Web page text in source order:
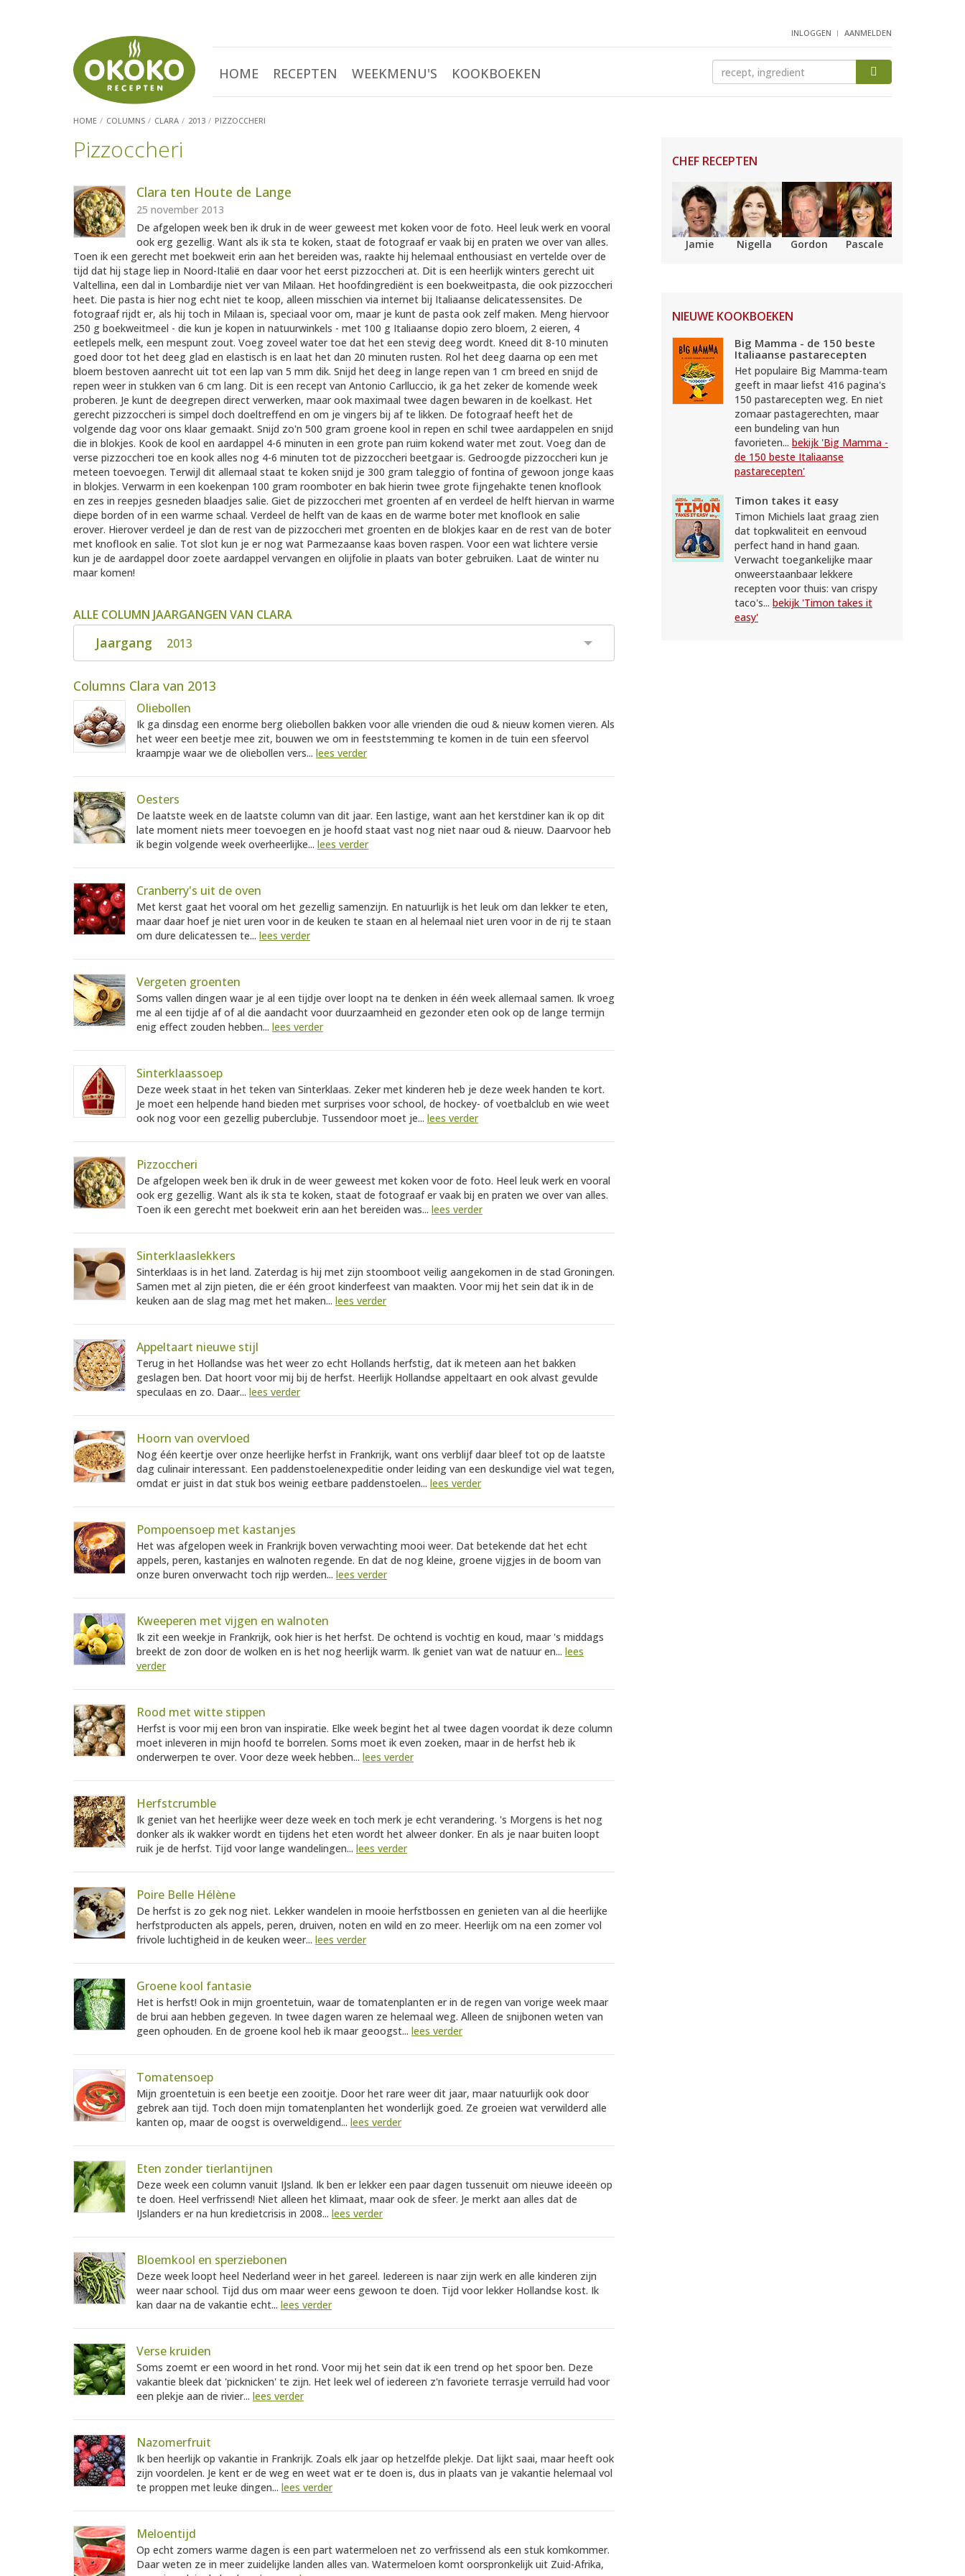
INLOGGEN AANMELDEN
HOME RECEPTEN WEEKMENU'S KOOKBOEKEN
HOME COLUMNS CLARA 2013 PIZZOCCHERI
Pizzoccheri
Clara ten Houte de Lange
25 november 2013
De afgelopen week ben ik druk in de weer geweest met koken voor de foto. Heel leuk werk en vooral
ook erg gezellig. Want als ik sta te koken, staat de fotograaf er vaak bij en praten we over van alles.
Toen ik een gerecht met boekweit erin aan het bereiden was, raakte hij helemaal enthousiast en vertelde over de
tijd dat hij stage liep in Noord-Italië en daar voor het eerst pizzoccheri at. Dit is een heerlijk winters gerecht uit
Valtellina, een dal in Lombardije niet ver van Milaan. Het hoofdingrediënt is een boekweitpasta, die ook pizzoccheri
heet. Die pasta is hier nog echt niet te koop, alleen misschien via internet bij Italiaanse delicatessensites. De
fotograaf rijdt er, als hij toch in Milaan is, speciaal voor om, maar je kunt de pasta ook zelf maken. Meng hiervoor
250 g boekweitmeel - die kun je kopen in natuurwinkels - met 100 g Italiaanse dopio zero bloem, 2 eieren, 4
eetlepels melk, een mespunt zout. Voeg zoveel water toe dat het een stevig deeg wordt. Kneed dit 8-10 minuten
goed door tot het deeg glad en elastisch is en laat het dan 20 minuten rusten. Rol het deeg daarna op een met
bloem bestoven aanrecht uit tot een lap van 5 mm dik. Snijd het deeg in lange repen van 1 cm breed en snijd de
repen weer in stukken van 6 cm lang. Dit is een recept van Antonio Carlluccio, ik ga het zeker de komende week
proberen. Je kunt de deegrepen direct verwerken, maar ook maximaal twee dagen bewaren in de koelkast. Het
gerecht pizzoccheri is simpel doch doeltreffend en om je vingers bij af te likken. De fotograaf heeft het de
volgende dag voor ons klaar gemaakt. Snijd zo'n 500 gram groene kool in repen en schil twee aardappelen en snijd
die in blokjes. Kook de kool en aardappel 4-6 minuten in een grote pan ruim kokend water met zout. Voeg dan de
verse pizzoccheri toe en kook alles nog 4-6 minuten tot de pizzoccheri beetgaar is. Gedroogde pizzoccheri kun je
meteen toevoegen. Terwijl dit allemaal staat te koken snijd je 300 gram taleggio of fontina of gewoon jonge kaas
in blokjes. Verwarm in een koekenpan 100 gram roomboter en bak hierin twee grote fijngehakte tenen knoflook
en zes in reepjes gesneden blaadjes salie. Giet de pizzoccheri met groenten af en verdeel de helft hiervan in warme
diepe borden of in een warme schaal. Verdeel de helft van de kaas en de warme boter met knoflook en salie
erover. Hierover verdeel je dan de rest van de pizzoccheri met groenten en de blokjes kaar en de rest van de boter
met knoflook en salie. Tot slot kun je er nog wat Parmezaanse kaas boven raspen. Voor een wat lichtere versie
kun je de aardappel door zoete aardappel vervangen en olijfolie in plaats van boter gebruiken. Laat de winter nu
maar komen!
ALLE COLUMN JAARGANGEN VAN CLARA
Jaargang 2013
Columns Clara van 2013
Oliebollen
Ik ga dinsdag een enorme berg oliebollen bakken voor alle vrienden die oud & nieuw komen vieren. Als
het weer een beetje mee zit, bouwen we om in feeststemming te komen in de tuin een sfeervol
kraampje waar we de oliebollen vers... lees verder
Oesters
De laatste week en de laatste column van dit jaar. Een lastige, want aan het kerstdiner kan ik op dit
late moment niets meer toevoegen en je hoofd staat vast nog niet naar oud & nieuw. Daarvoor heb
ik begin volgende week overheerlijke... lees verder
Cranberry's uit de oven
Met kerst gaat het vooral om het gezellig samenzijn. En natuurlijk is het leuk om dan lekker te eten,
maar daar hoef je niet uren voor in de keuken te staan en al helemaal niet uren voor in de rij te staan
om dure delicatessen te... lees verder
Vergeten groenten
Soms vallen dingen waar je al een tijdje over loopt na te denken in één week allemaal samen. Ik vroeg
me al een tijdje af of al die aandacht voor duurzaamheid en gezonder eten ook op de lange termijn
enig effect zouden hebben... lees verder
Sinterklaassoep
Deze week staat in het teken van Sinterklaas. Zeker met kinderen heb je deze week handen te kort.
Je moet een helpende hand bieden met surprises voor school, de hockey- of voetbalclub en wie weet
ook nog voor een gezellig puberclubje. Tussendoor moet je... lees verder
Pizzoccheri
De afgelopen week ben ik druk in de weer geweest met koken voor de foto. Heel leuk werk en vooral
ook erg gezellig. Want als ik sta te koken, staat de fotograaf er vaak bij en praten we over van alles.
Toen ik een gerecht met boekweit erin aan het bereiden was... lees verder
Sinterklaaslekkers
Sinterklaas is in het land. Zaterdag is hij met zijn stoomboot veilig aangekomen in de stad Groningen.
Samen met al zijn pieten, die er één groot kinderfeest van maakten. Voor mij het sein dat ik in de
keuken aan de slag mag met het maken... lees verder
Appeltaart nieuwe stijl
Terug in het Hollandse was het weer zo echt Hollands herfstig, dat ik meteen aan het bakken
geslagen ben. Dat hoort voor mij bij de herfst. Heerlijk Hollandse appeltaart en ook alvast gevulde
speculaas en zo. Daar... lees verder
Hoorn van overvloed
Nog één keertje over onze heerlijke herfst in Frankrijk, want ons verblijf daar bleef tot op de laatste
dag culinair interessant. Een paddenstoelenexpeditie onder leiding van een deskundige viel wat tegen,
omdat er juist in dat stuk bos weinig eetbare paddenstoelen... lees verder
Pompoensoep met kastanjes
Het was afgelopen week in Frankrijk boven verwachting mooi weer. Dat betekende dat het echt
appels, peren, kastanjes en walnoten regende. En dat de nog kleine, groene vijgjes in de boom van
onze buren onverwacht toch rijp werden... lees verder
Kweeperen met vijgen en walnoten
Ik zit een weekje in Frankrijk, ook hier is het herfst. De ochtend is vochtig en koud, maar 's middags
breekt de zon door de wolken en is het nog heerlijk warm. Ik geniet van wat de natuur en... lees
verder
Rood met witte stippen
Herfst is voor mij een bron van inspiratie. Elke week begint het al twee dagen voordat ik deze column
moet inleveren in mijn hoofd te borrelen. Soms moet ik even zoeken, maar in de herfst heb ik
onderwerpen te over. Voor deze week hebben... lees verder
Herfstcrumble
Ik geniet van het heerlijke weer deze week en toch merk je echt verandering. 's Morgens is het nog
donker als ik wakker wordt en tijdens het eten wordt het alweer donker. En als je naar buiten loopt
ruik je de herfst. Tijd voor lange wandelingen... lees verder
Poire Belle Hélène
De herfst is zo gek nog niet. Lekker wandelen in mooie herfstbossen en genieten van al die heerlijke
herfstproducten als appels, peren, druiven, noten en wild en zo meer. Heerlijk om na een zomer vol
frivole luchtigheid in de keuken weer... lees verder
Groene kool fantasie
Het is herfst! Ook in mijn groentetuin, waar de tomatenplanten er in de regen van vorige week maar
de brui aan hebben gegeven. In twee dagen waren ze helemaal weg. Alleen de snijbonen weten van
geen ophouden. En de groene kool heb ik maar geoogst... lees verder
Tomatensoep
Mijn groentetuin is een beetje een zooitje. Door het rare weer dit jaar, maar natuurlijk ook door
gebrek aan tijd. Toch doen mijn tomatenplanten het wonderlijk goed. Ze groeien wat verwilderd alle
kanten op, maar de oogst is overweldigend... lees verder
Eten zonder tierlantijnen
Deze week een column vanuit IJsland. Ik ben er lekker een paar dagen tussenuit om nieuwe ideeën op
te doen. Heel verfrissend! Niet alleen het klimaat, maar ook de sfeer. Je merkt aan alles dat de
IJslanders er na hun kredietcrisis in 2008... lees verder
Bloemkool en sperziebonen
Deze week loopt heel Nederland weer in het gareel. Iedereen is naar zijn werk en alle kinderen zijn
weer naar school. Tijd dus om maar weer eens gewoon te doen. Tijd voor lekker Hollandse kost. Ik
kan daar na de vakantie echt... lees verder
Verse kruiden
Soms zoemt er een woord in het rond. Voor mij het sein dat ik een trend op het spoor ben. Deze
vakantie bleek dat 'picknicken' te zijn. Het leek wel of iedereen z'n favoriete terrasje verruild had voor
een plekje aan de rivier... lees verder
Nazomerfruit
Ik ben heerlijk op vakantie in Frankrijk. Zoals elk jaar op hetzelfde plekje. Dat lijkt saai, maar heeft ook
zijn voordelen. Je kent er de weg en weet wat er te doen is, dus in plaats van je vakantie helemaal vol
te proppen met leuke dingen... lees verder
Meloentijd
Op echt zomers warme dagen is een part watermeloen net zo verfrissend als een stuk komkommer.
Daar weten ze in meer zuidelijke landen alles van. Watermeloen komt oorspronkelijk uit Zuid-Afrika,
CHEF RECEPTEN
Jamie Nigella Gordon Pascale
NIEUWE KOOKBOEKEN
Big Mamma - de 150 beste
Italiaanse pastarecepten
Het populaire Big Mamma-team
geeft in maar liefst 416 pagina's
150 pastarecepten weg. En niet
zomaar pastagerechten, maar
een bundeling van hun
favorieten... bekijk 'Big Mamma -
de 150 beste Italiaanse
pastarecepten'
Timon takes it easy
Timon Michiels laat graag zien
dat topkwaliteit en eenvoud
perfect hand in hand gaan.
Verwacht toegankelijke maar
onweerstaanbaar lekkere
recepten voor thuis: van crispy
taco's... bekijk 'Timon takes it
easy'